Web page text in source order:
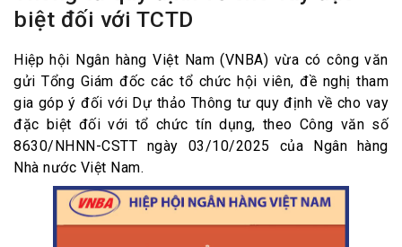
biệt đối với TCTD
Hiệp hội Ngân hàng Việt Nam (VNBA) vừa có công văn
gửi Tổng Giám đốc các tổ chức hội viên, đề nghị tham
gia góp ý đối với Dự thảo Thông tư quy định về cho vay
đặc biệt đối với tổ chức tín dụng, theo Công văn số
8630/NHNN-CSTT ngày 03/10/2025 của Ngân hàng
Nhà nước Việt Nam.